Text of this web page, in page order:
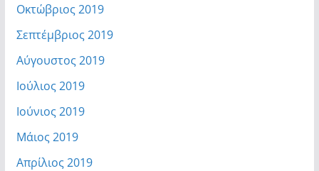
Οκτώβριος 2019
Σεπτέμβριος 2019
Αύγουστος 2019
Ιούλιος 2019
Ιούνιος 2019
Μάιος 2019
Απρίλιος 2019